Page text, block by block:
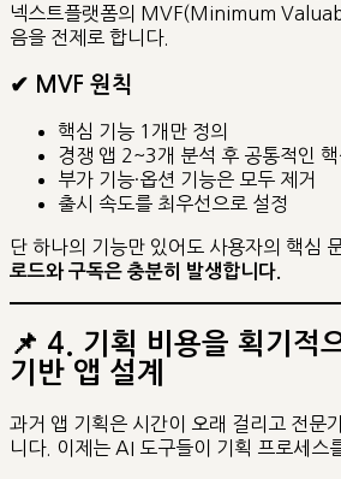
넥스트플랫폼의 MVF(Minimum
음을 전제로 합니다.
✔ MVF 원칙
핵심 기능 1개만 정의
경쟁 앱 2~3개 분석 후 공통적인
부가 기능·옵션 기능은 모두 제거
출시 속도를 최우선으로 설정
단 하나의 기능만 있어도 사용자의 핵심
로드와 구독은 충분히 발생합니다.
📌 4. 기획 비용을 획기적
기반 앱 설계
과거 앱 기획은 시간이 오래 걸리고 전문
니다. 이제는 AI 도구들이 기획 프로세스